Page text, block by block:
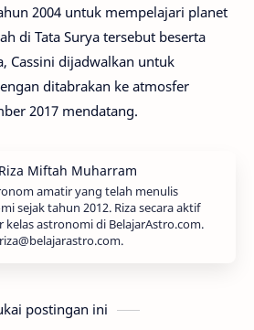
2004 untuk mempelajari planet
di Tata Surya tersebut beserta
Cassini dijadwalkan untuk
ditabrakan ke atmosfer
2017 mendatang.
amatir yang telah menulis
sejak tahun 2012. Riza secara aktif
kelas astronomi di BelajarAstro.com.
postingan ini